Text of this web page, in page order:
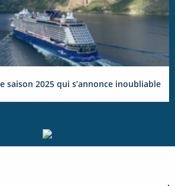
saison 2025 qui s’annonce inoubliable